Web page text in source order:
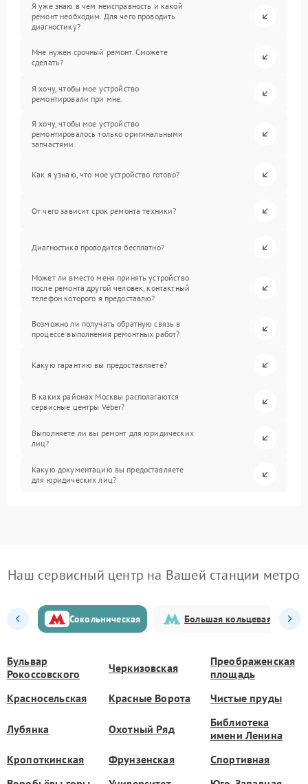
Я уже знаю в чем неисправность и какой
ремонт необходим. Для чего проводить
диагностику?
Мне нужен срочный ремонт. Сможете
сделать?
Я хочу, чтобы мое устройство
ремонтировали при мне.
Я хочу, чтобы мое устройство
ремонтировалось только оригинальными
запчастями.
Как я узнаю, что мое устройство готово?
От чего зависит срок ремонта техники?
Диагностика проводится бесплатно?
Может ли вместо меня принять устройство
после ремонта другой человек, контактный
телефон которого я предоставлю?
Возможно ли получать обратную связь в
процессе выполнения ремонтных работ?
Какую гарантию вы предоставляете?
В каких районах Москвы располагаются
сервисные центры Veber?
Выполняете ли вы ремонт для юридических
лиц?
Какую документацию вы предоставляете
для юридических лиц?
Наш сервисный центр на Вашей станции метро
Сокольническая Большая кольцевая
Бульвар
Рокоссовского
Черкизовская
Преображенская
площадь
Красносельская
Красные Ворота Чистые пруды
Лубянка Охотный Ряд
Библиотека
имени Ленина
Кропоткинская
Фрунзенская
Спортивная